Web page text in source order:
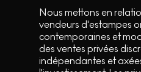
Nous mettons en
vendeurs d'estampes
contemporaines et
des ventes privées
indépendantes et